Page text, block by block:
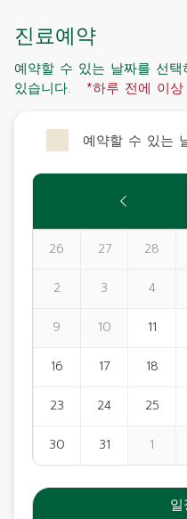
진료예약
예약할 수 있는 날짜를 선
있습니다.
*하루 전에 이
예약할 수 있는
26 27 28
2 3 4
9 10 11
16 17 18
23 24 25
30 31 1